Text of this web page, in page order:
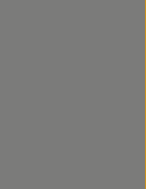
www.facebook.com/
www.instagram.com/